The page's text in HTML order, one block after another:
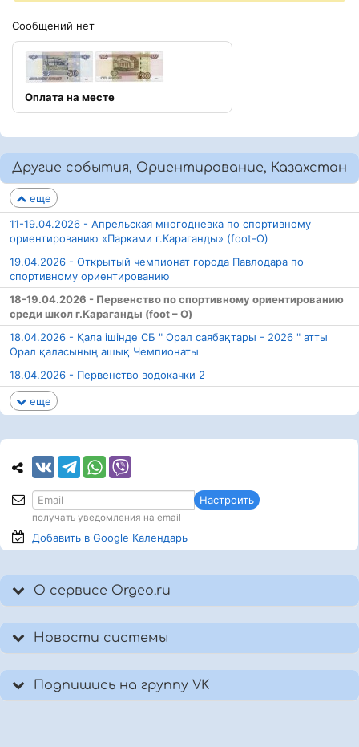
Сообщений нет
Оплата на месте
Другие события, Ориентирование, Казахстан
еще
11-19.04.2026 - Апрельская многодневка по спортивному
ориентированию «Парками г.Караганды» (foot-O)
19.04.2026 - Открытый чемпионат города Павлодара по
спортивному ориентированию
18-19.04.2026 - Первенство по спортивному ориентированию
среди школ г.Караганды (foot – O)
18.04.2026 - Қала ішінде СБ " Орал саябақтары - 2026 " атты
Орал қаласының ашық Чемпионаты
18.04.2026 - Первенство водокачки 2
еще
Настроить
получать уведомления на email
Добавить в Google Календарь
О сервисе Orgeo.ru
Новости системы
Подпишись на группу VK